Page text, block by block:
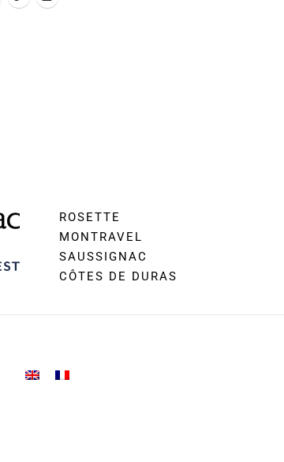
ROSETTE
MONTRAVEL
SAUSSIGNAC
CÔTES DE DURAS